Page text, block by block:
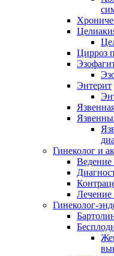
Цирроз
Энтерит
Гинеколог и
Ведение
Лечение
Гинеколог-